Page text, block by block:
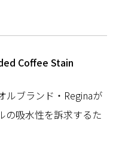
Coffee Stain
ルブランド・Reginaが
の吸水性を訴求するた